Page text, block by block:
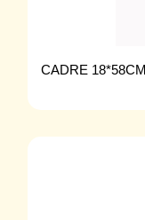
CADRE 18*58CM